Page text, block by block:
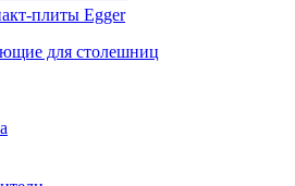
плиты Egger
для столешниц